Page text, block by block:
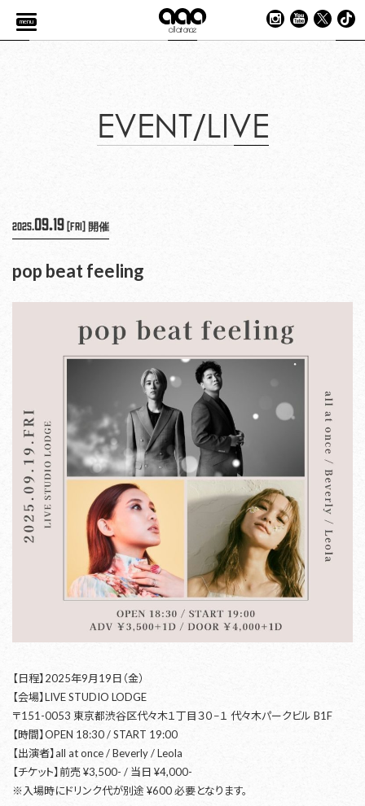
menu
EVENT/LIVE
2025.09.19[Fri]開催
pop beat feeling
【日程】2025年9月19日（金）
【会場】LIVE STUDIO LODGE
〒151-0053 東京都渋谷区代々木１丁目３０−１ 代々木パークビル B1F
【時間】OPEN 18:30 / START 19:00
【出演者】all at once / Beverly / Leola
【チケット】前売 ¥3,500- / 当日 ¥4,000-
※入場時にドリンク代が別途 ¥600 必要となります。